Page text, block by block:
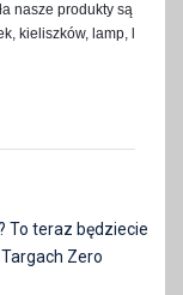
nasze produkty są w
kieliszków, lamp,
To teraz będziecie
Zero